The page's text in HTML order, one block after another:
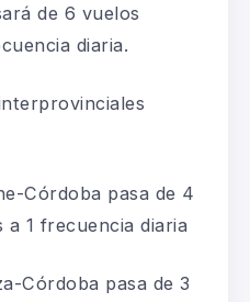
de 6 vuelos
diaria.
Córdoba pasa de 4
a 1 frecuencia diaria
Córdoba pasa de 3